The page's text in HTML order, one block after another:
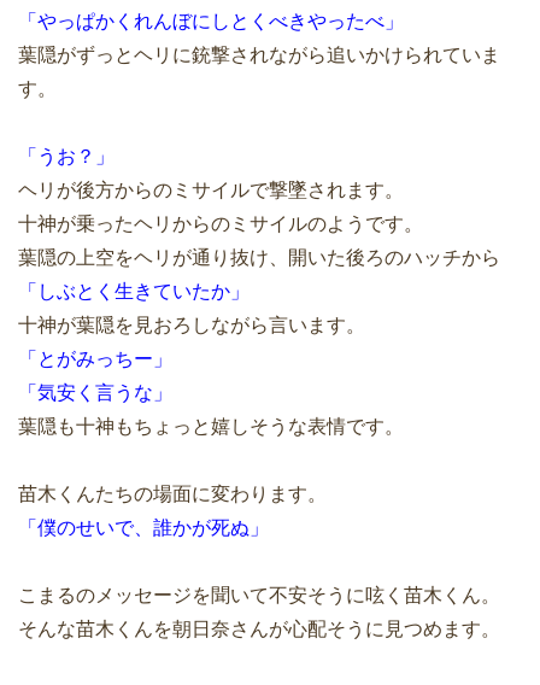
「やっぱかくれんぼにしとくべきやったべ」
葉隠がずっとヘリに銃撃されながら追いかけられていま
す。
「うお？」
ヘリが後方からのミサイルで撃墜されます。
十神が乗ったヘリからのミサイルのようです。
葉隠の上空をヘリが通り抜け、開いた後ろのハッチから
「しぶとく生きていたか」
十神が葉隠を見おろしながら言います。
「とがみっちー」
「気安く言うな」
葉隠も十神もちょっと嬉しそうな表情です。
苗木くんたちの場面に変わります。
「僕のせいで、誰かが死ぬ」
こまるのメッセージを聞いて不安そうに呟く苗木くん。
そんな苗木くんを朝日奈さんが心配そうに見つめます。